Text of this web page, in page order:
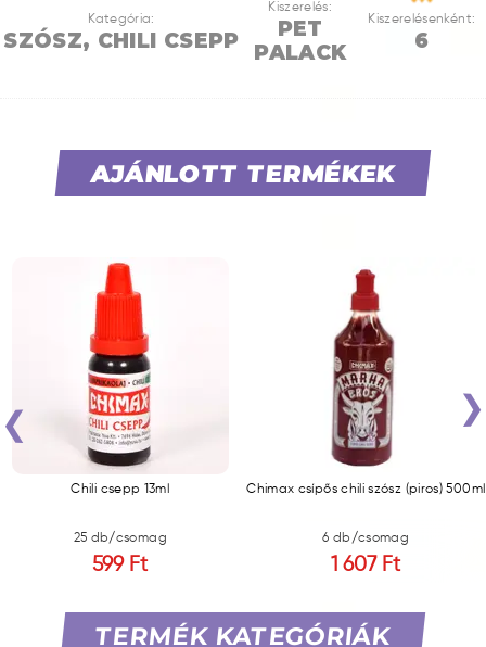
Kategória:
SZÓSZ, CHILI CSEPP
Kiszerelés:
PET
PALACK
Kiszerelésenként:
6
AJÁNLOTT TERMÉKEK
Chili csepp 13ml
25 db/csomag
599 Ft
Chimax csípős chili szósz (piros) 500ml
6 db/csomag
1 607 Ft
‹ ›
TERMÉK KATEGÓRIÁK